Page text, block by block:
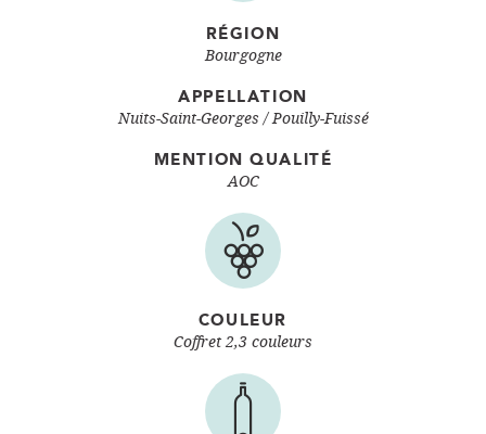
RÉGION
Bourgogne
APPELLATION
Nuits-Saint-Georges Pouilly-Fuissé
MENTION QUALITÉ
AOC
COULEUR
Coffret 2,3 couleurs